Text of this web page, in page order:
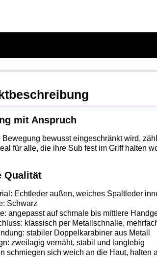
mit Anspruch
Bewegung bewusst eingeschränkt wird,
für alle, die ihre Sub fest im Griff halten
Qualität
Echtleder außen, weiches Spaltleder
Schwarz
angepasst auf schmale bis mittlere
klassisch per Metallschnalle,
stabiler Doppelkarabiner aus Metall
zweilagig vernäht, stabil und langlebig
schmiegen sich weich an die Haut, halten